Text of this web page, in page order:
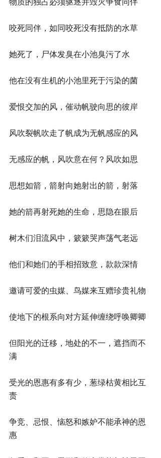
咬死同伴，如同咬死没有抵防的水草
她死了，尸体发臭在小池臭污了水
他在没有生机的小池里死于污染的菌
爱恨交加的风，催动帆驶向思的彼岸
风吹裂帆吹走了帆成为无帆感应的风
无感应的帆，风吹意在何？风吹如思
思想如箭，箭射向她射出的箭，射落
她的箭再射死她的生命，思隐在眼后
树木们泪流风中，簌簌哭声荡气老远
他们和她们的手相招致意，款款深情
邀请可爱的虫媒、鸟媒来互赠珍贵礼物
使地下的根系向对方延伸缠绕呼唤卿卿
但阳光的迁移，地处的不一，遮挡而不
满
受光的恩惠有多有少，葱绿枯黄相比互
责
争竞、忌恨、恼怒和嫉妒不能承神的恩
惠